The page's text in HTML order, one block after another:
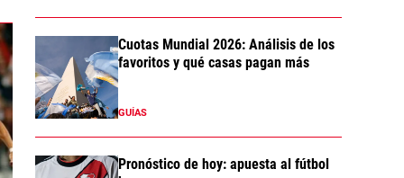
Cuotas Mundial 2026: Análisis de los
favoritos y qué casas pagan más
GUÍAS
Pronóstico de hoy: apuesta al fútbol